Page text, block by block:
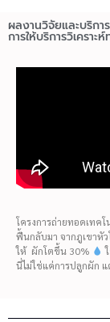
ผลงานวิจัยและบริกา
การให้บริการวิเครา
โครงการถ่ายทอดเทค
ฟื้นกลับมา จากภูเขาหั
ให้ ผักโตขึ้น 30%
นี่ไม่ใช่แค่การปลูกผัก